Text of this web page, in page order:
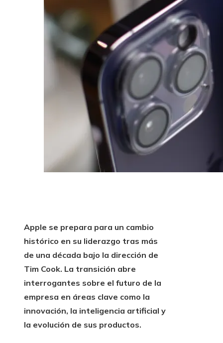
Apple se prepara para un cambio
histórico en su liderazgo tras más
de una década bajo la dirección de
Tim Cook. La transición abre
interrogantes sobre el futuro de la
empresa en áreas clave como la
innovación, la inteligencia artificial y
la evolución de sus productos.